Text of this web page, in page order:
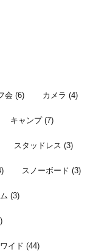
ョーでア
とおりで
きまし
会 (6) カメラ (4)
キャンプ(7)
スタッドレス (3)
スノーボード (3)
(3)
イド (44)